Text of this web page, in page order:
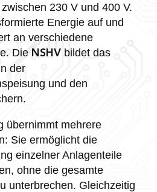
230 V und 400 V.
Energie auf und
an verschiedene
Die NSHVbildet das
der
und den
übernimmt mehrere
Sie ermöglicht die
einzelner Anlagenteile
ohne die gesamte
unterbrechen. Gleichzeitig